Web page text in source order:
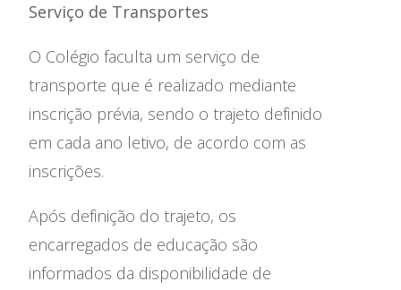
Serviço de Transportes
O Colégio faculta um serviço de
transporte que é realizado mediante
inscrição prévia, sendo o trajeto definido
em cada ano letivo, de acordo com as
inscrições.
Após definição do trajeto, os
encarregados de educação são
informados da disponibilidade de